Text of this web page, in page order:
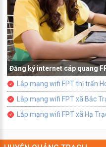
Đăng ký internet cáp quang
Lắp mạng wifi FPT thị trấn
Lắp mạng wifi FPT xã Bắc
Lắp mạng wifi FPT xã Hạ